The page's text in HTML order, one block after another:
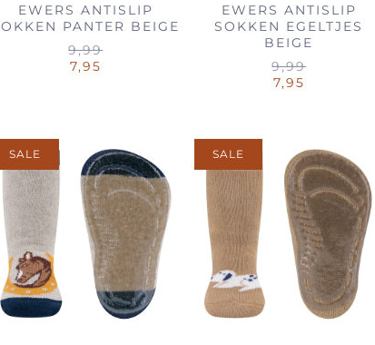
EWERS ANTISLIP
PANTER BEIGE
9,99
7,95
EWERS ANTISLIP
SOKKEN EGELTJES
BEIGE
9,99
7,95
SALE SALE